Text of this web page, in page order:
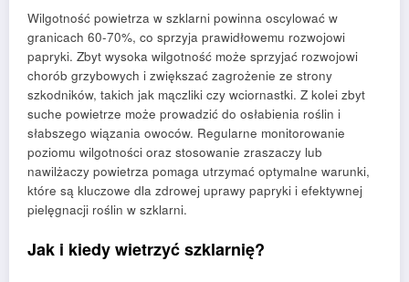
Wilgotność powietrza w szklarni powinna oscylować w
granicach 60-70%, co sprzyja prawidłowemu rozwojowi
papryki. Zbyt wysoka wilgotność może sprzyjać rozwojowi
chorób grzybowych i zwiększać zagrożenie ze strony
szkodników, takich jak mączliki czy wciornastki. Z kolei zbyt
suche powietrze może prowadzić do osłabienia roślin i
słabszego wiązania owoców. Regularne monitorowanie
poziomu wilgotności oraz stosowanie zraszaczy lub
nawilżaczy powietrza pomaga utrzymać optymalne warunki,
które są kluczowe dla zdrowej uprawy papryki i efektywnej
pielęgnacji roślin w szklarni.
Jak i kiedy wietrzyć szklarnię?